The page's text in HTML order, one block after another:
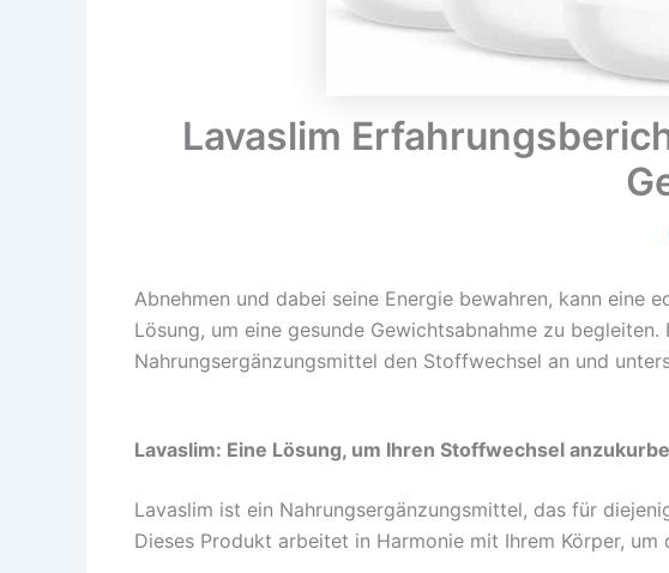
Lavaslim
Abnehmen und dabei seine Energie bewahren, kann
Lösung, um eine gesunde Gewichtsabnahme zu
Nahrungsergänzungsmittel den Stoffwechsel an und
Lavaslim: Eine Lösung, um Ihren Stoffwechsel
Lavaslim ist ein Nahrungsergänzungsmittel, das für
Dieses Produkt arbeitet in Harmonie mit Ihrem Körper,